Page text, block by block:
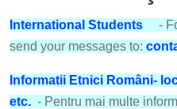
International Students -
send your messages to:
Informatii Etnici Români-
etc. - Pentru mai multe